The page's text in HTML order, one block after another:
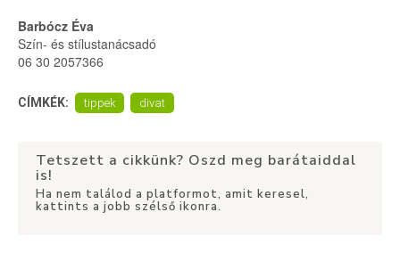
Barbócz Éva
Szín- és stílustanácsadó
06 30 2057366
CÍMKÉK: tippek divat
Tetszett a cikkünk? Oszd meg barátaiddal
is!
Ha nem találod a platformot, amit keresel,
kattints a jobb szélső ikonra.